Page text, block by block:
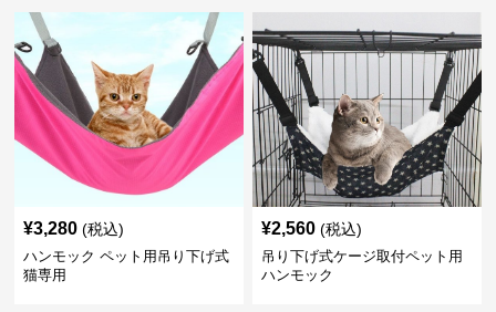
¥3,280 (税込)
ハンモック ペット用吊り下げ式
猫専用
¥2,560 (税込)
吊り下げ式ケージ取付ペット用
ハンモック